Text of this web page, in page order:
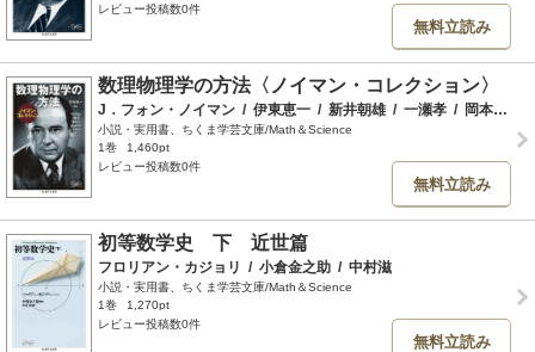
レビュー投稿数0件
無料立読み
数理物理学の方法〈ノイマン・コレクション〉
J．フォン・ノイマン / 伊東恵一 / 新井朝雄 / 一瀬孝 / 岡本久
小説・実用書、ちくま学芸文庫/Math＆Science
1巻
1,460pt
レビュー投稿数0件
無料立読み
初等数学史 下 近世篇
フロリアン・カジョリ / 小倉金之助 / 中村滋
小説・実用書、ちくま学芸文庫/Math＆Science
1巻
1,270pt
レビュー投稿数0件
無料立読み